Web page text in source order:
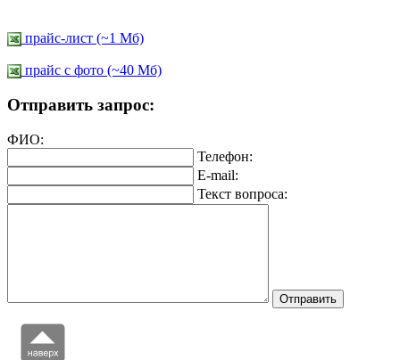
прайс-лист (~1 Мб)
прайс c фото (~40 Мб)
Отправить запрос:
ФИО:
Телефон:
E-mail:
Текст вопроса: